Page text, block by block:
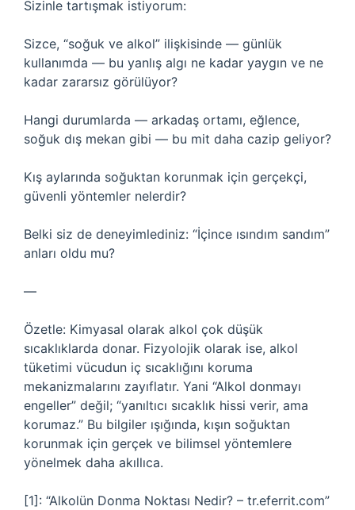
Sizinle tartışmak istiyorum:
Sizce, “soğuk ve alkol” ilişkisinde — günlük
kullanımda — bu yanlış algı ne kadar yaygın ve ne
kadar zararsız görülüyor?
Hangi durumlarda — arkadaş ortamı, eğlence,
soğuk dış mekan gibi — bu mit daha cazip geliyor?
Kış aylarında soğuktan korunmak için gerçekçi,
güvenli yöntemler nelerdir?
Belki siz de deneyimlediniz: “İçince ısındım sandım”
anları oldu mu?
—
Özetle: Kimyasal olarak alkol çok düşük
sıcaklıklarda donar. Fizyolojik olarak ise, alkol
tüketimi vücudun iç sıcaklığını koruma
mekanizmalarını zayıflatır. Yani “Alkol donmayı
engeller” değil; “yanıltıcı sıcaklık hissi verir, ama
korumaz.” Bu bilgiler ışığında, kışın soğuktan
korunmak için gerçek ve bilimsel yöntemlere
yönelmek daha akıllıca.
[1]: “Alkolün Donma Noktası Nedir? – tr.eferrit.com”